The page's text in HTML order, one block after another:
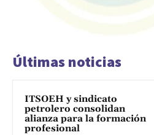
Últimas noticias
ITSOEH y sindicato
petrolero consolidan
alianza para la formación
profesional